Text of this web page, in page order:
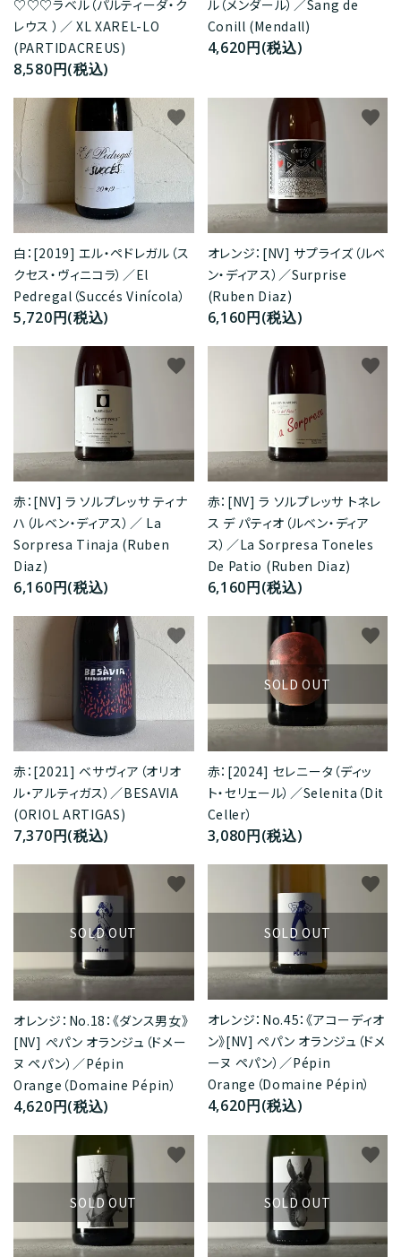
♡♡♡ラベル（パルティーダ・ク
レウス ）／ XL XAREL-LO
(PARTIDACREUS)
8,580円(税込)
ル（メンダール）／Sang de
Conill (Mendall)
4,620円(税込)
白：[2019] エル・ペドレガル（ス
クセス・ヴィニコラ）／El
Pedregal（Succés Vinícola）
5,720円(税込)
favorite
オレンジ：[NV] サプライズ（ルベ
ン・ディアス）／Surprise
(Ruben Diaz)
6,160円(税込)
favorite
赤：[NV] ラ ソルプレッサ ティナ
ハ（ルベン・ディアス）／ La
Sorpresa Tinaja (Ruben
Diaz)
6,160円(税込)
favorite
赤：[NV] ラ ソルプレッサ トネレ
ス デ パティオ（ルベン・ディア
ス）／La Sorpresa Toneles
De Patio (Ruben Diaz)
6,160円(税込)
favorite
赤：[2021] ベサヴィア（オリオ
ル・アルティガス）／BESAVIA
(ORIOL ARTIGAS)
7,370円(税込)
favorite
SOLD OUT
赤：[2024] セレニータ（ディッ
ト・セリェール）／Selenita（Dit
Celler）
3,080円(税込)
favorite
SOLD OUT
オレンジ：No.18：《ダンス男女》
[NV] ぺパン オランジュ（ドメー
ヌ ペパン）／Pépin
Orange（Domaine Pépin）
4,620円(税込)
favorite
SOLD OUT
オレンジ：No.45：《アコーディオ
ン》[NV] ぺパン オランジュ（ドメ
ーヌ ペパン）／Pépin
Orange（Domaine Pépin）
4,620円(税込)
favorite
SOLD OUT
favorite
SOLD OUT
favorite